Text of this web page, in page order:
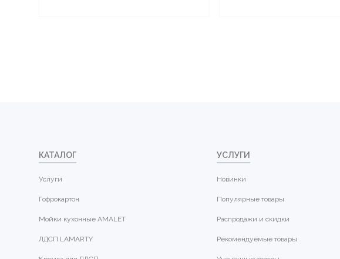
КАТАЛОГ
Услуги
Гофрокартон
Мойки кухонные AMALET
ЛДСП LAMARTY
УСЛУГИ
Новинки
Популярные товары
Распродажи и скидки
Рекомендуемые товары